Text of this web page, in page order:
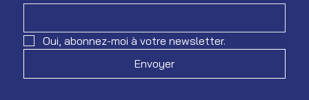
Oui, abonnez-moi à votre newsletter.
Envoyer